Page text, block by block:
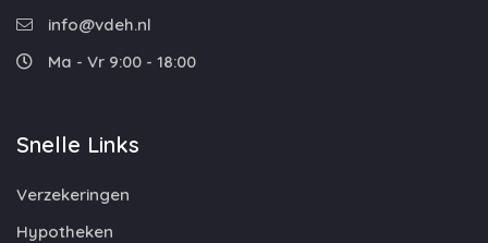
info@vdeh.nl
Ma - Vr 9:00 - 18:00
Snelle Links
Verzekeringen
Hypotheken